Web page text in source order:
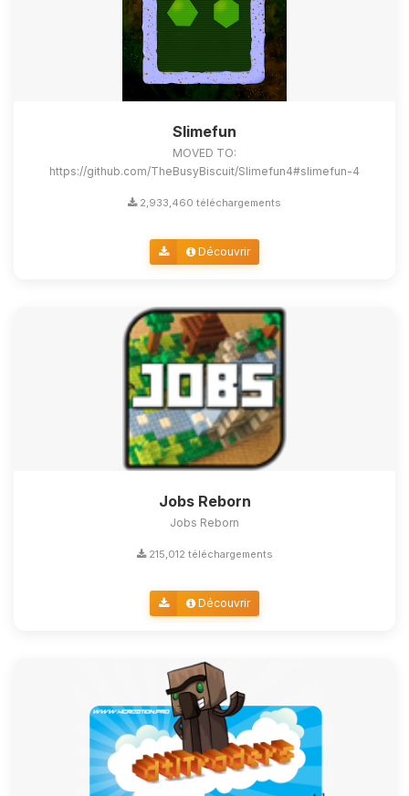
Slimefun
MOVED TO:
https://github.com/TheBusyBiscuit/Slimefun4#slimefun-4
2,933,460 téléchargements
Découvrir
Jobs Reborn
Jobs Reborn
215,012 téléchargements
Découvrir